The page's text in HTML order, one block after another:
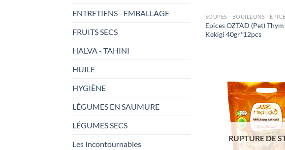
ENTRETIENS - EMBALLAGE
FRUITS SECS
HALVA - TAHINI
HUILE
HYGIÈNE
LÉGUMES EN SAUMURE
LÉGUMES SECS
Les Incontournables
SOUPES - BOUILLONS -
Epices OZTAD (Pet)
Kekigi 40gr*12pcs
RUPTURE DE